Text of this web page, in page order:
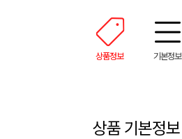
상품정보 기본정보
상품 기본정보